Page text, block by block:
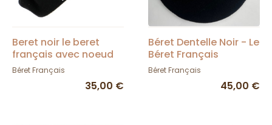
Beret noir le beret
français avec noeud
sur le coté
Béret Français
35,00 €
Béret Dentelle Noir - Le
Béret Français
Béret Français
45,00 €